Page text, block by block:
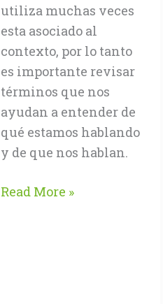
utiliza muchas veces
esta asociado al
contexto, por lo tanto
es importante revisar
términos que nos
ayudan a entender de
qué estamos hablando
y de que nos hablan.
Resolución,
Read More »